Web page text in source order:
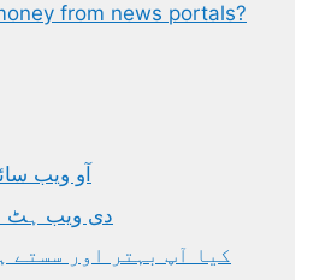
from news portals?
آو ویب
دی ویب ہٹ
کیا آپ بہتر اور سستے